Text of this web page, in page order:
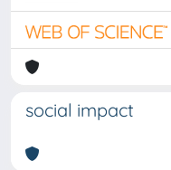
social impact